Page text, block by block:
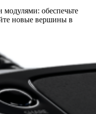
обеспечьте
новые вершины в